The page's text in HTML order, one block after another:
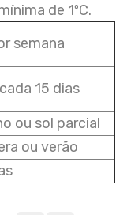
de 1ºC.
semana
15 dias
ou sol parcial
ou verão